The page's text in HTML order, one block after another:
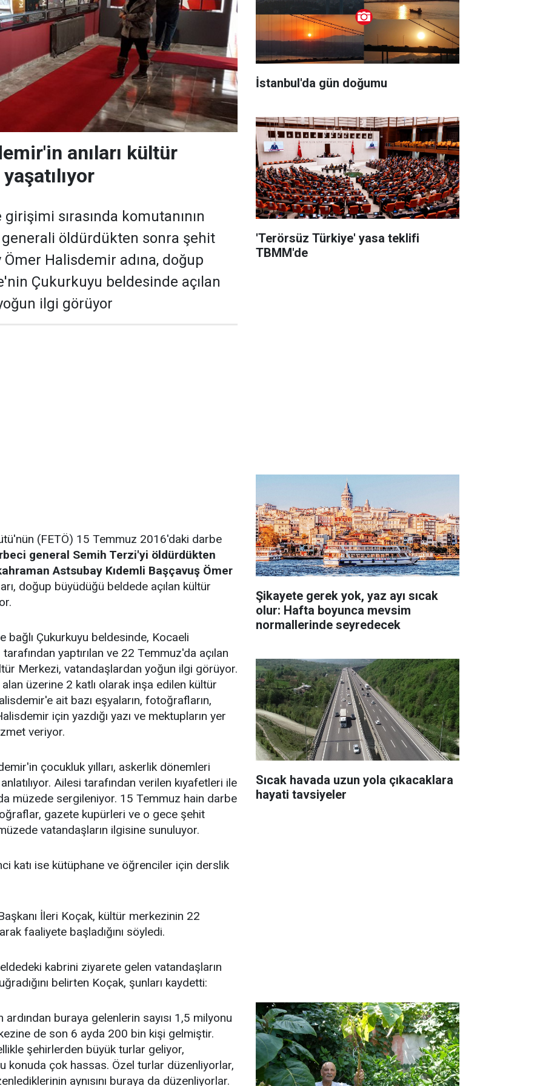
anıları kültür
sırasında komutanının
öldürdükten sonra şehit
Halisdemir adına, doğup
Çukurkuyu beldesinde açılan
ilgi görüyor
(FETÖ) 15 Temmuz 2016'daki darbe
general Semih Terzi'yi öldürdükten
Astsubay Kıdemli Başçavuş Ömer
doğup büyüdüğü beldede açılan kültür
bağlı Çukurkuyu beldesinde, Kocaeli
yaptırılan ve 22 Temmuz'da açılan
Merkezi, vatandaşlardan yoğun ilgi görüyor.
üzerine 2 katlı olarak inşa edilen kültür
ait bazı eşyaların, fotoğrafların,
için yazdığı yazı ve mektupların yer
veriyor.
çocukluk yılları, askerlik dönemleri
Ailesi tarafından verilen kıyafetleri ile
müzede sergileniyor. 15 Temmuz hain darbe
gazete kupürleri ve o gece şehit
vatandaşların ilgisine sunuluyor.
katı ise kütüphane ve öğrenciler için derslik
İleri Koçak, kültür merkezinin 22
faaliyete başladığını söyledi.
kabrini ziyarete gelen vatandaşların
belirten Koçak, şunları kaydetti:
buraya gelenlerin sayısı 1,5 milyonu
de son 6 ayda 200 bin kişi gelmiştir.
şehirlerden büyük turlar geliyor,
konuda çok hassas. Özel turlar düzenliyorlar,
aynısını buraya da düzenliyorlar.
İstanbul'da gün doğumu
'Terörsüz Türkiye' yasa teklifi
TBMM'de
Şikayete gerek yok, yaz ayı sıcak
olur: Hafta boyunca mevsim
normallerinde seyredecek
Sıcak havada uzun yola çıkacaklara
hayati tavsiyeler